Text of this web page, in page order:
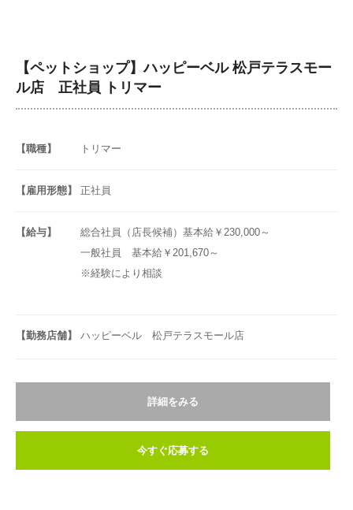
【ペットショップ】ハッピーベル 松戸テラスモー
ル店 正社員 トリマー
【職種】 トリマー
【雇用形態】 正社員
【給与】
総合社員（店長候補）基本給￥230,000～
一般社員 基本給￥201,670～
※経験により相談
【勤務店舗】 ハッピーベル 松戸テラスモール店
詳細をみる
今すぐ応募する